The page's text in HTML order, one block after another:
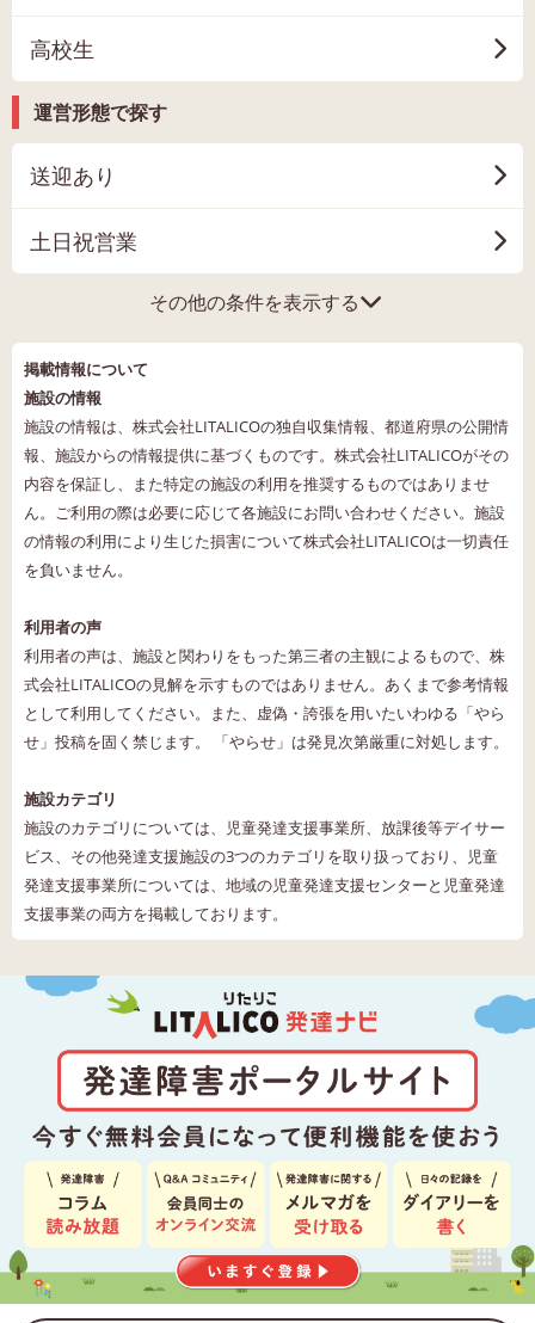
高校生
運営形態で探す
送迎あり
土日祝営業
その他の条件を表示する
掲載情報について
施設の情報
施設の情報は、株式会社LITALICOの独自収集情報、都道府県の公開情
報、施設からの情報提供に基づくものです。株式会社LITALICOがその
内容を保証し、また特定の施設の利用を推奨するものではありませ
ん。ご利用の際は必要に応じて各施設にお問い合わせください。施設
の情報の利用により生じた損害について株式会社LITALICOは一切責任
を負いません。
利用者の声
利用者の声は、施設と関わりをもった第三者の主観によるもので、株
式会社LITALICOの見解を示すものではありません。あくまで参考情報
として利用してください。また、虚偽・誇張を用いたいわゆる「やら
せ」投稿を固く禁じます。 「やらせ」は発見次第厳重に対処します。
施設カテゴリ
施設のカテゴリについては、児童発達支援事業所、放課後等デイサー
ビス、その他発達支援施設の3つのカテゴリを取り扱っており、児童
発達支援事業所については、地域の児童発達支援センターと児童発達
支援事業の両方を掲載しております。